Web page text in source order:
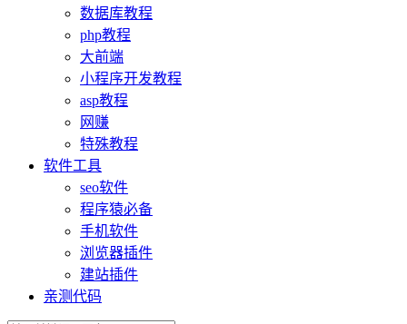
数据库教程
php教程
大前端
小程序开发教程
asp教程
网赚
特殊教程
软件工具
seo软件
程序猿必备
手机软件
浏览器插件
建站插件
亲测代码